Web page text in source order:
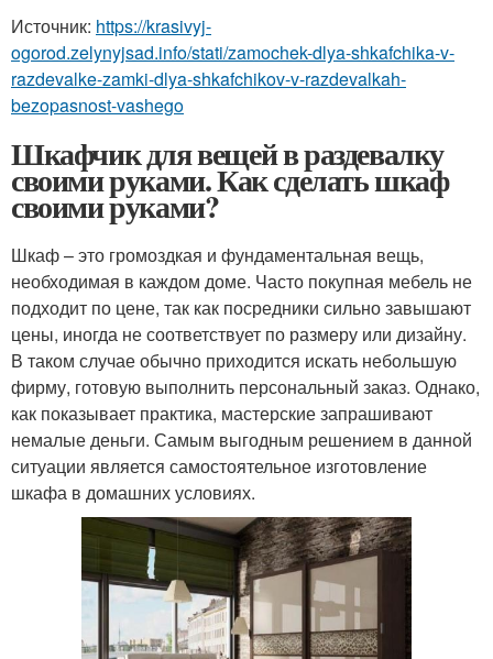
Источник: https://krasivyj-
ogorod.zelynyjsad.info/stati/zamochek-dlya-shkafchika-v-
razdevalke-zamki-dlya-shkafchikov-v-razdevalkah-
bezopasnost-vashego
Шкафчик для вещей в раздевалку
своими руками. Как сделать шкаф
своими руками?
Шкаф – это громоздкая и фундаментальная вещь,
необходимая в каждом доме. Часто покупная мебель не
подходит по цене, так как посредники сильно завышают
цены, иногда не соответствует по размеру или дизайну.
В таком случае обычно приходится искать небольшую
фирму, готовую выполнить персональный заказ. Однако,
как показывает практика, мастерские запрашивают
немалые деньги. Самым выгодным решением в данной
ситуации является самостоятельное изготовление
шкафа в домашних условиях.